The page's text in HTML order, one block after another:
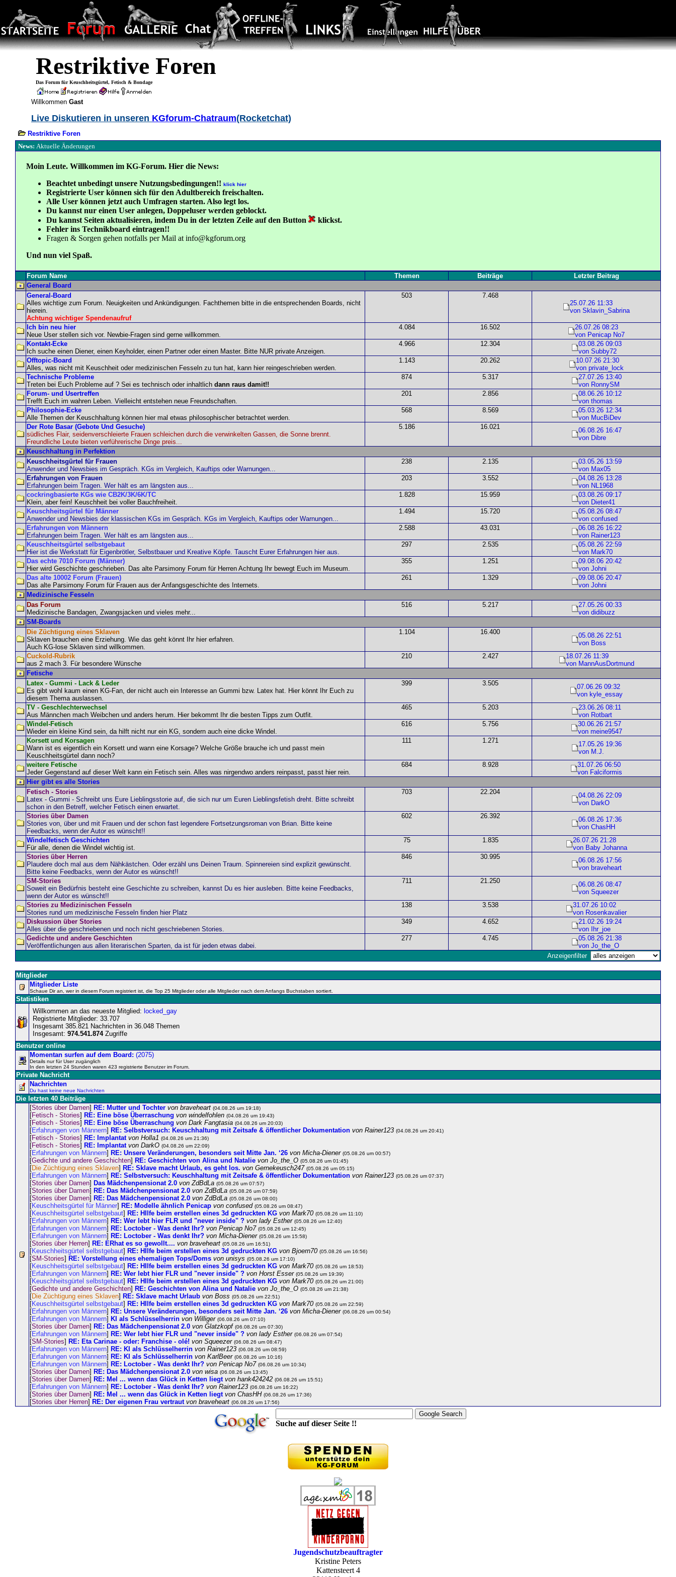
Restriktive Foren
Das Forum für Keuschheitsgürtel, Fetisch & Bondage
Willkommen Gast
Live Diskutieren in unseren KGforum-Chatraum(Rocketchat)
Restriktive Foren
News: Aktuelle Änderungen
Moin Leute. Willkommen im KG-Forum. Hier die News:
Beachtet unbedingt unsere Nutzungsbedingungen!! klick hier
Registrierte User können sich für den Adultbereich freischalten.
Alle User können jetzt auch Umfragen starten. Also legt los.
Du kannst nur einen User anlegen, Doppeluser werden geblockt.
Du kannst Seiten aktualisieren, indem Du in der letzten Zeile auf den Button
klickst.
Fehler ins Technikboard eintragen!!
Fragen & Sorgen gehen notfalls per Mail at info@kgforum.org
Und nun viel Spaß.
Forum Name Themen Beiträge
Letzter Beitrag
General Board
General-Board
Alles wichtige zum Forum. Neuigkeiten und Ankündigungen. Fachthemen bitte in die entsprechenden Boards, nicht
hierein.
Achtung wichtiger Spendenaufruf
503
7.468
25.07.26 11:33
von Sklavin_Sabrina
Ich bin neu hier
Neue User stellen sich vor. Newbie-Fragen sind gerne willkommen.
4.084 16.502
26.07.26 08:23
von Penicap No7
Kontakt-Ecke
Ich suche einen Diener, einen Keyholder, einen Partner oder einen Master. Bitte NUR private Anzeigen.
4.966 12.304
03.08.26 09:03
von Subby72
Offtopic-Board
Alles, was nicht mit Keuschheit oder medizinischen Fesseln zu tun hat, kann hier reingeschrieben werden.
1.143 20.262
10.07.26 21:30
von private_lock
Technische Probleme
Treten bei Euch Probleme auf ? Sei es technisch oder inhaltlich dann raus damit!!
874 5.317
27.07.26 13:40
von RonnySM
Forum- und Usertreffen
Trefft Euch im wahren Leben. Vielleicht entstehen neue Freundschaften.
201 2.856
08.06.26 10:12
von thomas
Philosophie-Ecke
Alle Themen der Keuschhaltung können hier mal etwas philosophischer betrachtet werden.
568 8.569
05.03.26 12:34
von MucBiDev
Der Rote Basar (Gebote Und Gesuche)
südliches Flair, seidenverschleierte Frauen schleichen durch die verwinkelten Gassen, die Sonne brennt.
Freundliche Leute bieten verführerische Dinge preis...
5.186 16.021
06.08.26 16:47
von Dibre
Keuschhaltung in Perfektion
Keuschheitsgürtel für Frauen
Anwender und Newsbies im Gespräch. KGs im Vergleich, Kauftips oder Warnungen...
238 2.135
03.05.26 13:59
von Max05
Erfahrungen von Frauen
Erfahrungen beim Tragen. Wer hält es am längsten aus...
203 3.552
04.08.26 13:28
von NL1968
cockringbasierte KGs wie CB2K/3K/6K/TC
Klein, aber fein! Keuschheit bei voller Bauchfreiheit.
1.828 15.959
03.08.26 09:17
von Dieter41
Keuschheitsgürtel für Männer
Anwender und Newsbies der klassischen KGs im Gespräch. KGs im Vergleich, Kauftips oder Warnungen...
1.494 15.720
05.08.26 08:47
von confused
Erfahrungen von Männern
Erfahrungen beim Tragen. Wer hält es am längsten aus...
2.588 43.031
06.08.26 16:22
von Rainer123
Keuschheitsgürtel selbstgebaut
Hier ist die Werkstatt für Eigenbrötler, Selbstbauer und Kreative Köpfe. Tauscht Eurer Erfahrungen hier aus.
297 2.535
05.08.26 22:59
von Mark70
Das echte 7010 Forum (Männer)
Hier wird Geschichte geschrieben. Das alte Parsimony Forum für Herren Achtung Ihr bewegt Euch im Museum.
355 1.251
09.08.06 20:42
von Johni
Das alte 10002 Forum (Frauen)
Das alte Parsimony Forum für Frauen aus der Anfangsgeschichte des Internets.
261 1.329
09.08.06 20:47
von Johni
Medizinische Fesseln
Das Forum
Medizinische Bandagen, Zwangsjacken und vieles mehr...
516 5.217
27.05.26 00:33
von didibuzz
SM-Boards
Die Züchtigung eines Sklaven
Sklaven brauchen eine Erziehung. Wie das geht könnt Ihr hier erfahren.
Auch KG-lose Sklaven sind willkommen.
1.104 16.400
05.08.26 22:51
von Boss
Cuckold-Rubrik
aus 2 mach 3. Für besondere Wünsche
210 2.427
18.07.26 11:39
von MannAusDortmund
Fetische
Latex - Gummi - Lack & Leder
Es gibt wohl kaum einen KG-Fan, der nicht auch ein Interesse an Gummi bzw. Latex hat. Hier könnt Ihr Euch zu
diesem Thema auslassen.
399 3.505
07.06.26 09:32
von kyle_essay
TV - Geschlechterwechsel
Aus Männchen mach Weibchen und anders herum. Hier bekommt Ihr die besten Tipps zum Outfit.
465 5.203
23.06.26 08:11
von Rotbart
Windel-Fetisch
Wieder ein kleine Kind sein, da hilft nicht nur ein KG, sondern auch eine dicke Windel.
616 5.756
30.06.26 21:57
von meine9547
Korsett und Korsagen
Wann ist es eigentlich ein Korsett und wann eine Korsage? Welche Größe brauche ich und passt mein
Keuschheitsgürtel dann noch?
111 1.271
17.05.26 19:36
von M.J.
weitere Fetische
Jeder Gegenstand auf dieser Welt kann ein Fetisch sein. Alles was nirgendwo anders reinpasst, passt hier rein.
684 8.928
31.07.26 06:50
von Falciformis
Hier gibt es alle Stories
Fetisch - Stories
Latex - Gummi - Schreibt uns Eure Lieblingsstorie auf, die sich nur um Euren Lieblingsfetish dreht. Bitte schreibt
schon in den Betreff, welcher Fetisch einen erwartet.
703 22.204
04.08.26 22:09
von DarkO
Stories über Damen
Stories von, über und mit Frauen und der schon fast legendere Fortsetzungsroman von Brian. Bitte keine
Feedbacks, wenn der Autor es wünscht!!
602 26.392
06.08.26 17:36
von ChasHH
Windelfetisch Geschichten
Für alle, denen die Windel wichtig ist.
75 1.835
26.07.26 21:28
von Baby Johanna
Stories über Herren
Plaudere doch mal aus dem Nähkästchen. Oder erzähl uns Deinen Traum. Spinnereien sind explizit gewünscht.
Bitte keine Feedbacks, wenn der Autor es wünscht!!
846 30.995
06.08.26 17:56
von braveheart
SM-Stories
Soweit ein Bedürfnis besteht eine Geschichte zu schreiben, kannst Du es hier ausleben. Bitte keine Feedbacks,
wenn der Autor es wünscht!!
711 21.250
06.08.26 08:47
von Squeezer
Stories zu Medizinischen Fesseln
Stories rund um medizinische Fesseln finden hier Platz
138 3.538
31.07.26 10:02
von Rosenkavalier
Diskussion über Stories
Alles über die geschriebenen und noch nicht geschriebenen Stories.
349 4.652
21.02.26 19:24
von Ihr_joe
Gedichte und andere Geschichten
Veröffentlichungen aus allen literarischen Sparten, da ist für jeden etwas dabei.
277 4.745
05.08.26 21:38
von Jo_the_O
Anzeigenfilter
Mitglieder
Mitglieder Liste
Schaue Dir an, wer in diesem Forum registriert ist, die Top 25 Mitglieder oder alle Mitglieder nach dem Anfangs Buchstaben sortiert.
Statistiken
Willkommen an das neueste Mitglied: locked_gay
Registrierte Mitglieder: 33.707
Insgesamt 385.821 Nachrichten in 36.048 Themen
Insgesamt: 974.541.874Zugriffe
Benutzer online
Momentan surfen auf dem Board: (2075)
Details nur für User zugänglich
In den letzten 24 Stunden waren 423 registrierte Benutzer im Forum.
Private Nachricht
Nachrichten
Du hast keine neue Nachrichten
Die letzten 40 Beiträge
[Stories über Damen] RE: Mutter und Tochter von braveheart (04.08.26 um 19:18)
[Fetisch - Stories] RE: Eine böse Überraschung von windelfohlen (04.08.26 um 19:43)
[Fetisch - Stories] RE: Eine böse Überraschung von Dark Fangtasia (04.08.26 um 20:03)
[Erfahrungen von Männern] RE: Selbstversuch: Keuschhaltung mit Zeitsafe & öffentlicher Dokumentation von Rainer123 (04.08.26 um 20:41)
[Fetisch - Stories] RE: Implantat von Holla1 (04.08.26 um 21:36)
[Fetisch - Stories] RE: Implantat von DarkO (04.08.26 um 22:09)
[Erfahrungen von Männern] RE: Unsere Veränderungen, besonders seit Mitte Jan. ‘26 von Micha-Diener (05.08.26 um 00:57)
[Gedichte und andere Geschichten] RE: Geschichten von Alina und Natalie von Jo_the_O (05.08.26 um 01:45)
[Die Züchtigung eines Sklaven] RE: Sklave macht Urlaub, es geht los. von Gernekeusch247 (05.08.26 um 05:15)
[Erfahrungen von Männern] RE: Selbstversuch: Keuschhaltung mit Zeitsafe & öffentlicher Dokumentation von Rainer123 (05.08.26 um 07:37)
[Stories über Damen] Das Mädchenpensionat 2.0 von ZdBdLa (05.08.26 um 07:57)
[Stories über Damen] RE: Das Mädchenpensionat 2.0 von ZdBdLa (05.08.26 um 07:59)
[Stories über Damen] RE: Das Mädchenpensionat 2.0 von ZdBdLa (05.08.26 um 08:00)
[Keuschheitsgürtel für Männer] RE: Modelle ähnlich Penicap von confused (05.08.26 um 08:47)
[Keuschheitsgürtel selbstgebaut] RE: HIlfe beim erstellen eines 3d gedruckten KG von Mark70 (05.08.26 um 11:10)
[Erfahrungen von Männern] RE: Wer lebt hier FLR und "never inside" ? von lady Esther (05.08.26 um 12:40)
[Erfahrungen von Männern] RE: Loctober - Was denkt Ihr? von Penicap No7 (05.08.26 um 12:45)
[Erfahrungen von Männern] RE: Loctober - Was denkt Ihr? von Micha-Diener (05.08.26 um 15:58)
[Stories über Herren] RE: ERhat es so gewollt.... von braveheart (05.08.26 um 16:51)
[Keuschheitsgürtel selbstgebaut] RE: HIlfe beim erstellen eines 3d gedruckten KG von Bjoern70 (05.08.26 um 16:56)
[SM-Stories] RE: Vorstellung eines ehemaligen Tops/Doms von unisys (05.08.26 um 17:10)
[Keuschheitsgürtel selbstgebaut] RE: HIlfe beim erstellen eines 3d gedruckten KG von Mark70 (05.08.26 um 18:53)
[Erfahrungen von Männern] RE: Wer lebt hier FLR und "never inside" ? von Horst Esser (05.08.26 um 19:39)
[Keuschheitsgürtel selbstgebaut] RE: HIlfe beim erstellen eines 3d gedruckten KG von Mark70 (05.08.26 um 21:00)
[Gedichte und andere Geschichten] RE: Geschichten von Alina und Natalie von Jo_the_O (05.08.26 um 21:38)
[Die Züchtigung eines Sklaven] RE: Sklave macht Urlaub von Boss (05.08.26 um 22:51)
[Keuschheitsgürtel selbstgebaut] RE: HIlfe beim erstellen eines 3d gedruckten KG von Mark70 (05.08.26 um 22:59)
[Erfahrungen von Männern] RE: Unsere Veränderungen, besonders seit Mitte Jan. ‘26 von Micha-Diener (06.08.26 um 00:54)
[Erfahrungen von Männern] KI als Schlüsselherrin von Williger (06.08.26 um 07:10)
[Stories über Damen] RE: Das Mädchenpensionat 2.0 von Glatzkopf (06.08.26 um 07:30)
[Erfahrungen von Männern] RE: Wer lebt hier FLR und "never inside" ? von lady Esther (06.08.26 um 07:54)
[SM-Stories] RE: Eta Carinae - oder: Franchise - olé! von Squeezer (06.08.26 um 08:47)
[Erfahrungen von Männern] RE: KI als Schlüsselherrin von Rainer123 (06.08.26 um 08:59)
[Erfahrungen von Männern] RE: KI als Schlüsselherrin von KarlBeer (06.08.26 um 10:16)
[Erfahrungen von Männern] RE: Loctober - Was denkt Ihr? von Penicap No7 (06.08.26 um 10:34)
[Stories über Damen] RE: Das Mädchenpensionat 2.0 von wisa (06.08.26 um 13:45)
[Stories über Damen] RE: Mel ... wenn das Glück in Ketten liegt von hank424242 (06.08.26 um 15:51)
[Erfahrungen von Männern] RE: Loctober - Was denkt Ihr? von Rainer123 (06.08.26 um 16:22)
[Stories über Damen] RE: Mel ... wenn das Glück in Ketten liegt von ChasHH (06.08.26 um 17:36)
[Stories über Herren] RE: Der eigenen Frau vertraut von braveheart (06.08.26 um 17:56)
Suche auf dieser Seite !!
Jugendschutzbeauftragter
Kristine Peters
Kattensteert 4